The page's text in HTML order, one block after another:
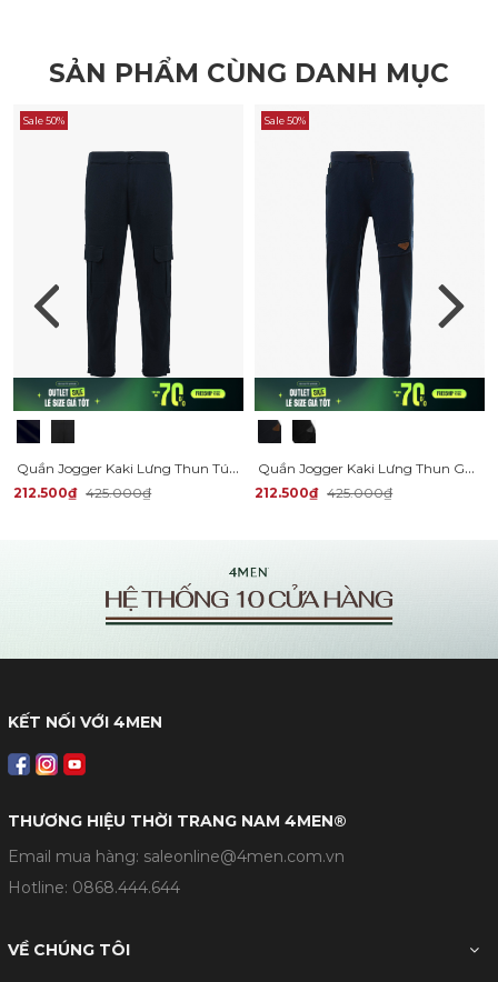
SẢN PHẨM CÙNG DANH MỤC
Sale 50%
Quần Jogger Kaki Lưng Thun Túi Hộp Form Regular JO015
212.500₫ 425.000₫
Sale 50%
Quần Jogger Kaki Lưng Thun Gắn Tag Da Tam Giác Form Regular JO016
212.500₫ 425.000₫
KẾT NỐI VỚI 4MEN
THƯƠNG HIỆU THỜI TRANG NAM 4MEN®
Email mua hàng: saleonline@4men.com.vn
Hotline: 0868.444.644
VỀ CHÚNG TÔI